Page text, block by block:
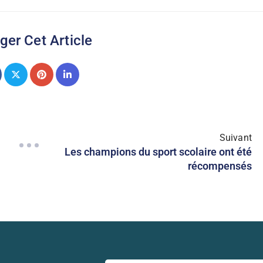
Cet Article
Suivant
Les champions du sport scolaire ont été
récompensés